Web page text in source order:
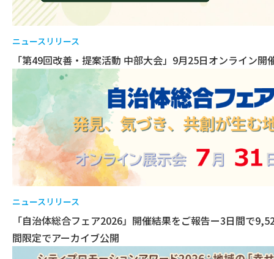
ニュースリリース
「第49回改善・提案活動 中部大会」9月25日オンライン開
ニュースリリース
「自治体総合フェア2026」開催結果をご報告ー3日間で
間限定でアーカイブ公開